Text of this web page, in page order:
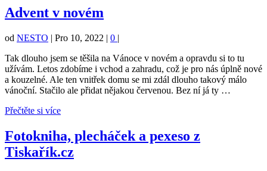
Advent v novém
od NESTO | Pro 10, 2022 | 0 |
Tak dlouho jsem se těšila na Vánoce v novém a opravdu si to tu
užívám. Letos zdobíme i vchod a zahradu, což je pro nás úplně nové
a kouzelné. Ale ten vnitřek domu se mi zdál dlouho takový málo
vánoční. Stačilo ale přidat nějakou červenou. Bez ní já ty …
Přečtěte si více
Fotokniha, plecháček a pexeso z
Tiskařík.cz